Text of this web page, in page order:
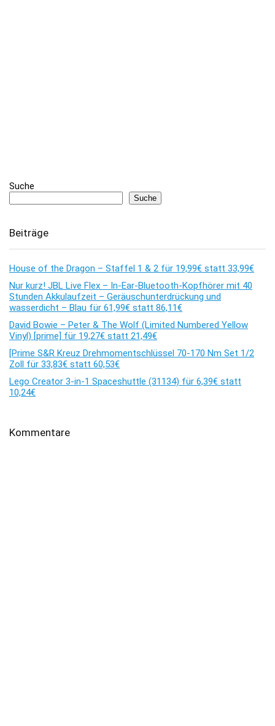
Suche
Suche
Beiträge
House of the Dragon – Staffel 1 & 2 für 19,99€ statt 33,99€
Nur kurz! JBL Live Flex – In-Ear-Bluetooth-Kopfhörer mit 40
Stunden Akkulaufzeit – Geräuschunterdrückung und
wasserdicht – Blau für 61,99€ statt 86,11€
David Bowie – Peter & The Wolf (Limited Numbered Yellow
Vinyl) [prime] für 19,27€ statt 21,49€
[Prime S&R Kreuz Drehmomentschlüssel 70-170 Nm Set 1/2
Zoll für 33,83€ statt 60,53€
Lego Creator 3-in-1 Spaceshuttle (31134) für 6,39€ statt
10,24€
Kommentare